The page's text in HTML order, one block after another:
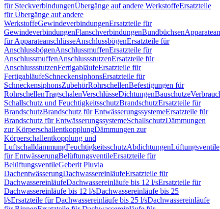
für SteckverbindungenÜbergänge auf andere WerkstoffeErsatzteile
für Übergänge auf andere
WerkstoffeGewindeverbindungenErsatzteile für
GewindeverbindungenFlanschverbindungenBundbüchsen
für ApparateanschlüsseAnschlussbögenErsatzteile für
AnschlussbögenAnschlussmuffenErsatzteile für
AnschlussmuffenAnschlussstutzenErsatzteile für
AnschlussstutzenFertigabläufeErsatzteile für
FertigabläufeSchneckensiphonsErsatzteile für
SchneckensiphonsZubehörRohrschellenBefestigungen für
RohrschellenTragschalenVerschlüsseDichtungenBauschutze
Schallschutz und FeuchtigkeitsschutzBrandschutzErsatzteile für
BrandschutzBrandschutz für EntwässerungssystemeErsatzteile für
Brandschutz für EntwässerungssystemeSchallschutzDämmungen
zur KörperschallentkopplungDämmungen zur
Körperschallentkopplung und
LuftschalldämmungFeuchtigkeitsschutzAbdichtungenLüftungsventile
für EntwässerungBelüftungsventileErsatzteile für
BelüftungsventileGeberit Pluvia
DachentwässerungDachwassereinläufeErsatzteile für
DachwassereinläufeDachwassereinläufe bis 12 l/sErsatzteile für
Dachwassereinläufe bis 12 l/sDachwassereinläufe bis 25
l/sErsatzteile für Dachwassereinläufe bis 25 l/sDachwassereinläufe